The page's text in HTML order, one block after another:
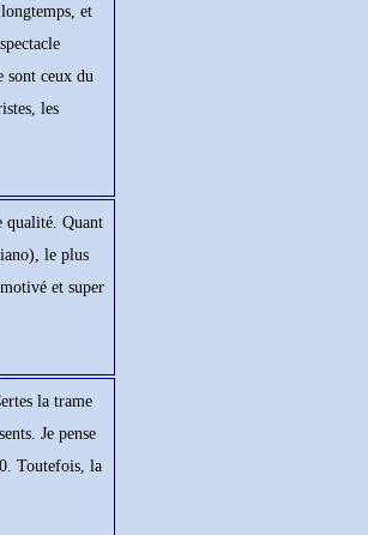
et
sont ceux du
les
qualité. Quant
le plus
et super
la trame
Je pense
Toutefois, la